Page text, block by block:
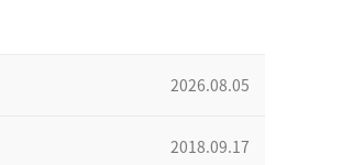
2026.08.05
2018.09.17